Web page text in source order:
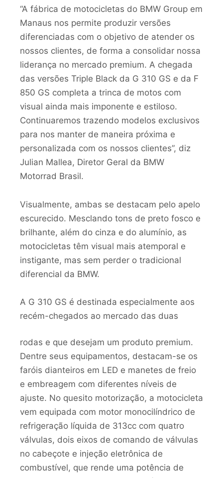
“A fábrica de motocicletas do BMW Group em
Manaus nos permite produzir versões
diferenciadas com o objetivo de atender os
nossos clientes, de forma a consolidar nossa
liderança no mercado premium. A chegada
das versões Triple Black da G 310 GS e da F
850 GS completa a trinca de motos com
visual ainda mais imponente e estiloso.
Continuaremos trazendo modelos exclusivos
para nos manter de maneira próxima e
personalizada com os nossos clientes”, diz
Julian Mallea, Diretor Geral da BMW
Motorrad Brasil.
Visualmente, ambas se destacam pelo apelo
escurecido. Mesclando tons de preto fosco e
brilhante, além do cinza e do alumínio, as
motocicletas têm visual mais atemporal e
instigante, mas sem perder o tradicional
diferencial da BMW.
A G 310 GS é destinada especialmente aos
recém-chegados ao mercado das duas
rodas e que desejam um produto premium.
Dentre seus equipamentos, destacam-se os
faróis dianteiros em LED e manetes de freio
e embreagem com diferentes níveis de
ajuste. No quesito motorização, a motocicleta
vem equipada com motor monocilíndrico de
refrigeração líquida de 313cc com quatro
válvulas, dois eixos de comando de válvulas
no cabeçote e injeção eletrônica de
combustível, que rende uma potência de